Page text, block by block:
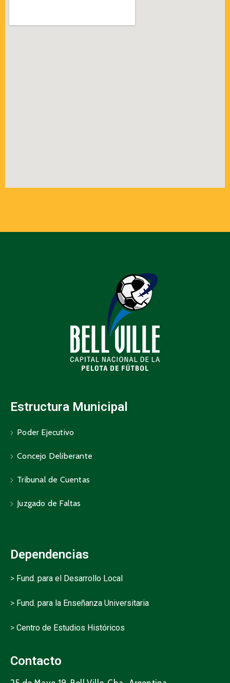
Estructura Municipal
Poder Ejecutivo
Concejo Deliberante
Tribunal de Cuentas
Juzgado de Faltas
Dependencias
> Fund. para el Desarrollo Local
> Fund. para la Enseñanza Universitaria
> Centro de Estudios Históricos
Contacto